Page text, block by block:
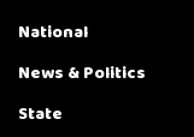
National
News & Politics
State